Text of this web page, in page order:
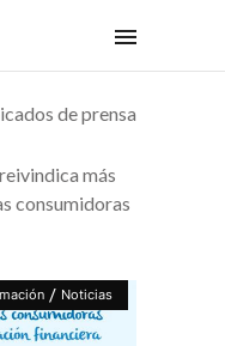
de prensa
más
consumidoras
/ Noticias